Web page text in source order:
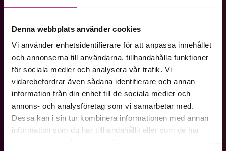
Denna webbplats använder cookies
Vi använder enhetsidentifierare för att anpassa innehållet
och annonserna till användarna, tillhandahålla funktioner
för sociala medier och analysera vår trafik. Vi
vidarebefordrar även sådana identifierare och annan
information från din enhet till de sociala medier och
annons- och analysföretag som vi samarbetar med.
Dessa kan i sin tur kombinera informationen med annan
information som du har tillhandahållit eller som de har
behandling av min sambos ätstörning fick
jag en egen kurator. Jag brukade träffa
henne varannan vecka. Vid några få
tillfällen när
Läs mer
Bra bemötande